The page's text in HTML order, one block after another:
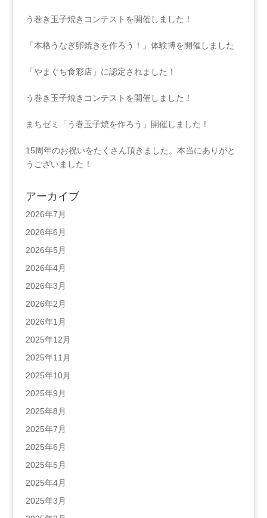
う巻き玉子焼きコンテストを開催しました！
「本格うなぎ卵焼きを作ろう！」体験博を開催しました
「やまぐち食彩店」に認定されました！
う巻き玉子焼きコンテストを開催しました！
まちゼミ「う巻玉子焼を作ろう」開催しました！
15周年のお祝いをたくさん頂きました。本当にありがと
うございました！
アーカイブ
2026年7月
2026年6月
2026年5月
2026年4月
2026年3月
2026年2月
2026年1月
2025年12月
2025年11月
2025年10月
2025年9月
2025年8月
2025年7月
2025年6月
2025年5月
2025年4月
2025年3月